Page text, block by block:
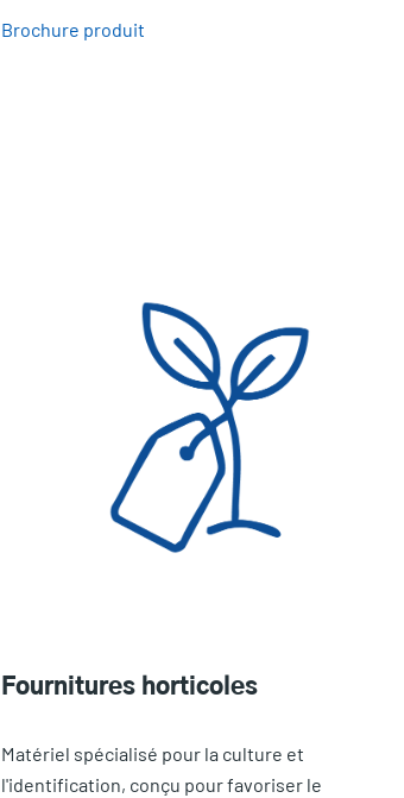
Brochure produit
Fournitures horticoles
Matériel spécialisé pour la culture et
l'identification, conçu pour favoriser le